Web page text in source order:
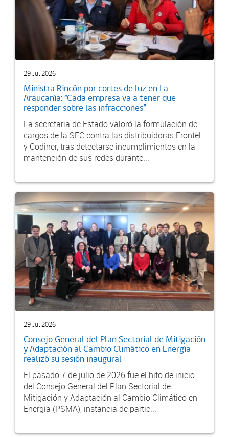
29 Jul 2026
Ministra Rincón por cortes de luz en La
Araucanía: “Cada empresa va a tener que
responder sobre las infracciones”
La secretaria de Estado valoró la formulación de
cargos de la SEC contra las distribuidoras Frontel
y Codiner, tras detectarse incumplimientos en la
mantención de sus redes durante...
29 Jul 2026
Consejo General del Plan Sectorial de Mitigación
y Adaptación al Cambio Climático en Energía
realizó su sesión inaugural
El pasado 7 de julio de 2026 fue el hito de inicio
del Consejo General del Plan Sectorial de
Mitigación y Adaptación al Cambio Climático en
Energía (PSMA), instancia de partic...